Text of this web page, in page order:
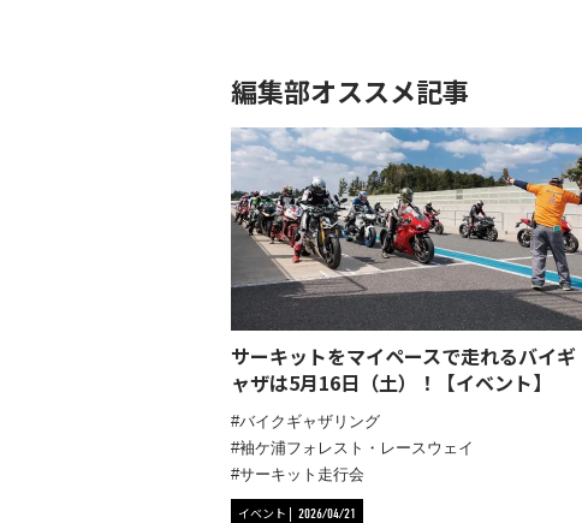
編集部オススメ記事
サーキットをマイペースで走れるバイギ
ャザは5月16日（土）！【イベント】
バイクギャザリング
袖ケ浦フォレスト・レースウェイ
サーキット走行会
イベント 2026/04/21